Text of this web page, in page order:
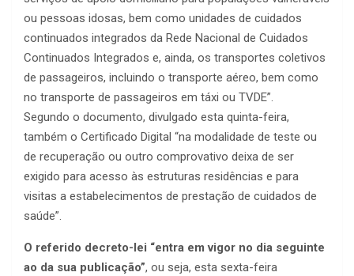
ou pessoas idosas, bem como unidades de cuidados
continuados integrados da Rede Nacional de Cuidados
Continuados Integrados e, ainda, os transportes coletivos
de passageiros, incluindo o transporte aéreo, bem como
no transporte de passageiros em táxi ou TVDE”.
Segundo o documento, divulgado esta quinta-feira,
também o Certificado Digital “na modalidade de teste ou
de recuperação ou outro comprovativo deixa de ser
exigido para acesso às estruturas residências e para
visitas a estabelecimentos de prestação de cuidados de
saúde”.
O referido decreto-lei “entra em vigor no dia seguinte
ao da sua publicação”, ou seja, esta sexta-feira